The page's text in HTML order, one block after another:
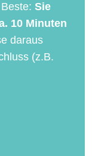
Sie
10 Minuten
daraus
(z.B.